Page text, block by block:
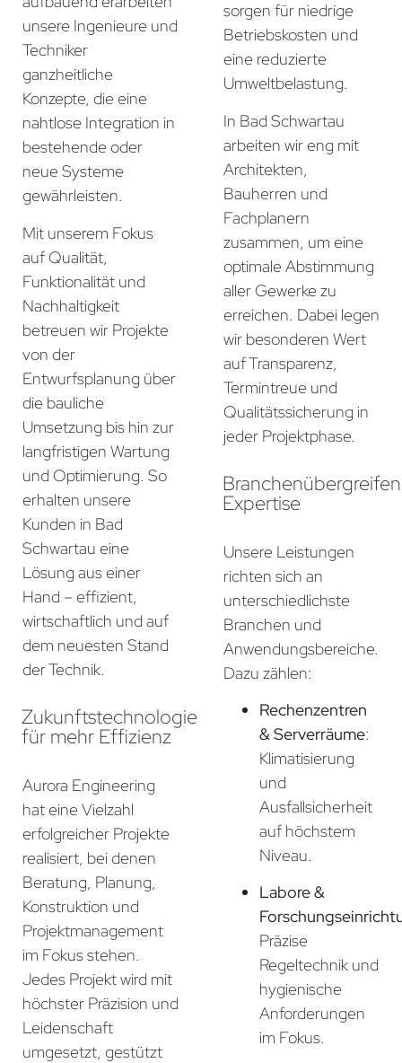
unsere Ingenieure und
Techniker
ganzheitliche
Konzepte, die eine
nahtlose Integration in
bestehende oder
neue Systeme
gewährleisten.
Mit unserem Fokus
auf Qualität,
Funktionalität und
Nachhaltigkeit
betreuen wir Projekte
von der
Entwurfsplanung über
die bauliche
Umsetzung bis hin zur
langfristigen Wartung
und Optimierung. So
erhalten unsere
Kunden in Bad
Schwartau eine
Lösung aus einer
Hand – effizient,
wirtschaftlich und auf
dem neuesten Stand
der Technik.
Zukunftstechnologie
für mehr Effizienz
Aurora Engineering
hat eine Vielzahl
erfolgreicher Projekte
realisiert, bei denen
Beratung, Planung,
Konstruktion und
Projektmanagement
im Fokus stehen.
Jedes Projekt wird mit
höchster Präzision und
Leidenschaft
umgesetzt, gestützt
sorgen für niedrige
Betriebskosten und
eine reduzierte
Umweltbelastung.
In Bad Schwartau
arbeiten wir eng mit
Architekten,
Bauherren und
Fachplanern
zusammen, um eine
optimale Abstimmung
aller Gewerke zu
erreichen. Dabei legen
wir besonderen Wert
auf Transparenz,
Termintreue und
Qualitätssicherung in
jeder Projektphase.
Expertise
Unsere Leistungen
richten sich an
unterschiedlichste
Branchen und
Anwendungsbereiche.
Dazu zählen:
Rechenzentren
& Serverräume:
Klimatisierung
und
Ausfallsicherheit
auf höchstem
Niveau.
Labore &
Präzise
Regeltechnik und
hygienische
Anforderungen
im Fokus.